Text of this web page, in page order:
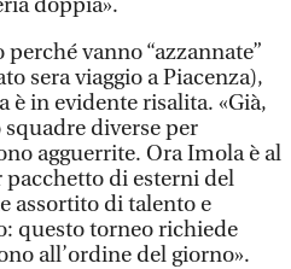
doppia».
vanno “azzannate”
sera viaggio a Piacenza),
è in evidente risalita. «Già,
diverse per
agguerrite. Ora Imola è al
di esterni del
assortito di talento e
questo torneo richiede
all’ordine del giorno».